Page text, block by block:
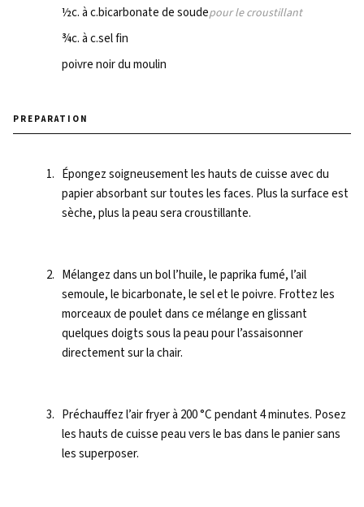
½c. à c.bicarbonate de soudepour le croustillant
¾c. à c.sel fin
poivre noir du moulin
METHOD
Épongez soigneusement les hauts de cuisse avec du
papier absorbant sur toutes les faces. Plus la surface est
sèche, plus la peau sera croustillante.
Mélangez dans un bol l’huile, le paprika fumé, l’ail
semoule, le bicarbonate, le sel et le poivre. Frottez les
morceaux de poulet dans ce mélange en glissant
quelques doigts sous la peau pour l’assaisonner
directement sur la chair.
Préchauffez l’air fryer à 200 °C pendant 4 minutes. Posez
les hauts de cuisse peau vers le bas dans le panier sans
les superposer.